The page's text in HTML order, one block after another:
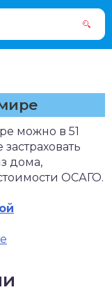
можно в 51
дома,
ОСАГО.